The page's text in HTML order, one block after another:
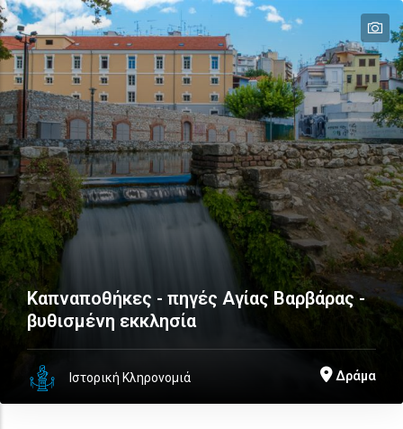
Καπναποθήκες - πηγές Αγίας Βαρβάρας -
βυθισμένη εκκλησία
Ιστορική Κληρονομιά Δράμα